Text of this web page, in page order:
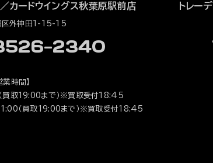
／カードウイングス秋葉原駅前店
区外神田1-15-15
2340
業時間】
買取19:00まで）※買取受付18:45
（買取19:00まで）※買取受付18:45
トレー